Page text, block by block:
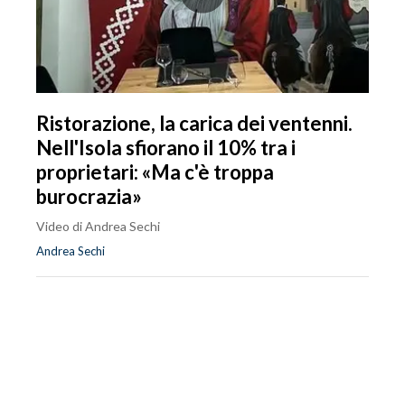
Ristorazione, la carica dei ventenni.
Nell'Isola sfiorano il 10% tra i
proprietari: «Ma c'è troppa
burocrazia»
Video di Andrea Sechi
Andrea Sechi